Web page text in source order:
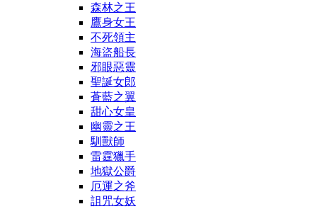
森林之王
鷹身女王
不死領主
海盜船長
邪眼惡靈
聖誕女郎
蒼藍之翼
甜心女皇
幽靈之王
馴獸師
雷霆獵手
地獄公爵
厄運之斧
詛咒女妖